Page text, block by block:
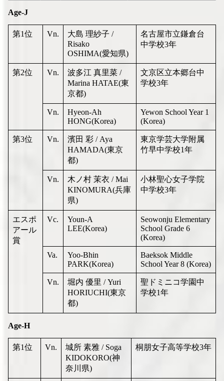
Age-J
第1位 Vn.
大島 理紗子 /
Risako
OSHIMA(愛知県)
名古屋市立鎌倉台
中学校3年
第2位 Vn.
波多江 真里菜 /
Marina HATAE(東
京都)
文京区立本郷台中
学校3年
Vn.
Hyeon-Ah
HONG(Korea)
Yewon School Year 1
(Korea)
第3位 Vn.
濱田 彩 / Aya
HAMADA(東京
都)
東京学芸大学附属
竹早中学校1年
Vn.
木ノ村 茉衣 / Mai
KINOMURA(兵庫
県)
小林聖心女子学院
中学校3年
エスポ
アール
賞
Vc.
Youn-A
LEE(Korea)
Seowonju Elementary
School Grade 6
(Korea)
Va.
Yoo-Bhin
PARK(Korea)
Baeksok Middle
School Year 8 (Korea)
Vn.
堀内 優里 / Yuri
HORIUCHI(東京
都)
聖ドミニコ学園中
学校1年
Age-H
第1位 Vn.
城所 素雅 / Soga
KIDOKORO(神
奈川県)
桐朋女子高等学校3年